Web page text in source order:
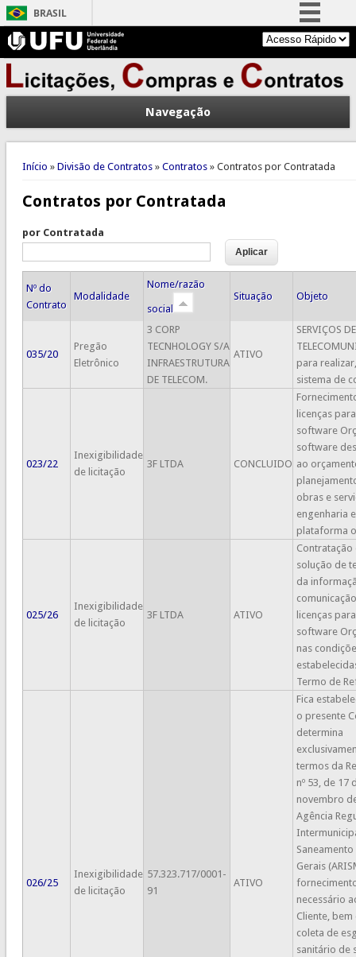
BRASIL
Simplifique!
Comunica BR
Participe
Acesso à informação
Legislação
Canais
Navegação
Você está aqui
Início » Divisão de Contratos» Contratos» Contratos por Contratada
Contratos por Contratada
por Contratada
Nº do
Contrato
Modalidade
Nome/razão
social
Situação Objeto
035/20
Pregão
Eletrônico
3 CORP
TECNHOLOGY S/A
INFRAESTRUTURA
DE TELECOM​.
ATIVO
SERVIÇOS DE
para
sistema de
023/22
Inexigibilidade
de licitação
3F LTDA CONCLUIDO
licenças
software
software
ao
obras e
engenharia
plataforma
025/26
Inexigibilidade
de licitação
3F LTDA ATIVO
Contratação
solução de
da
licenças
software
nas
Termo de
026/25
Inexigibilidade
de licitação
57.323.717/0001-
91
ATIVO
Fica
o presente
determina
termos da
nº 53, de 17
novembro
Agência
Gerais
necessário
Cliente,
coleta de
sanitário de